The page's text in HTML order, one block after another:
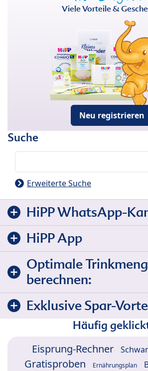
Viele Vorteile &
Neu registrieren
Suche
Erweiterte Suche
HiPP WhatsApp-
HiPP App
Optimale
berechnen:
Exklusive Spar-
Häufig
Eisprung-Rechner
Gratisproben Ernährungsplan